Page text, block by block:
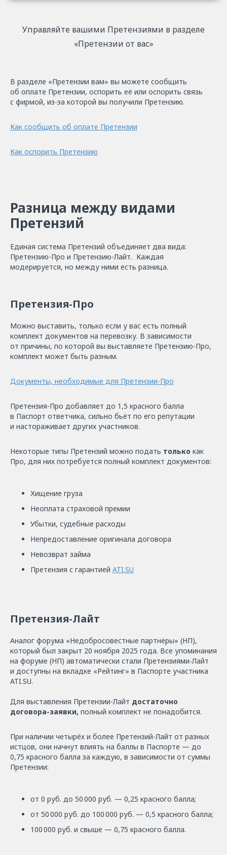
Управляйте вашими Претензиями в разделе
«Претензии от вас»
В разделе «Претензии вам» вы можете сообщить
об оплате Претензии, оспорить её или оспорить связь
с фирмой, из-за которой вы получили Претензию.
Как сообщить об оплате Претензии
Как оспорить Претензию
Разница между видами
Претензий
Единая система Претензий объединяет два вида:
Претензию-Про и Претензию-Лайт. Каждая
модерируется, но между ними есть разница.
Претензия-Про
Можно выставить, только если у вас есть полный
комплект документов на перевозку. В зависимости
от причины, по которой вы выставляете Претензию-Про,
комплект может быть разным.
Документы, необходимые для Претензии-Про
Претензия-Про добавляет до 1,5 красного балла
в Паспорт ответчика, сильно бьёт по его репутации
и настораживает других участников.
Некоторые типы Претензий можно подать только как
Про, для них потребуется полный комплект документов:
Хищение груза
Неоплата страховой премии
Убытки, судебные расходы
Непредоставление оригинала договора
Невозврат займа
Претензия с гарантией ATI.SU
Претензия-Лайт
Аналог форума «Недобросовестные партнёры» (НП),
который был закрыт 20 ноября 2025 года. Все упоминания
на форуме (НП) автоматически стали Претензиями‑Лайт
и доступны на вкладке «Рейтинг» в Паспорте участника
ATI.SU.
Для выставления Претензии-Лайт достаточно
договора-заявки, полный комплект не понадобится.
При наличии четырёх и более Претензий-Лайт от разных
истцов, они начнут влиять на баллы в Паспорте — до
0,75 красного балла за каждую, в зависимости от суммы
Претензии:
от 0 руб. до 50 000 руб. — 0,25 красного балла;
от 50 000 руб. до 100 000 руб. — 0,5 красного балла;
100 000 руб. и свыше — 0,75 красного балла.